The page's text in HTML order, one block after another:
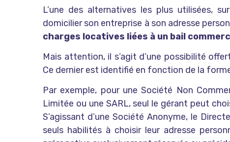
L’une des alternatives les plus utilisées,
domicilier son entreprise à son adresse
charges locatives liées à un bail
Mais attention, il s’agit d’une possibilité
Ce dernier est identifié en fonction de la
Par exemple, pour une Société Non
Limitée ou une SARL, seul le gérant peut
S’agissant d’une Société Anonyme, le
seuls habilités à choisir leur adresse